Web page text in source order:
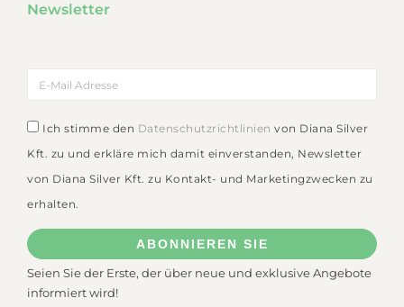
Newsletter
Ich stimme den Datenschutzrichtlinien von Diana Silver
Kft. zu und erkläre mich damit einverstanden, Newsletter
von Diana Silver Kft. zu Kontakt- und Marketingzwecken zu
erhalten.
ABONNIEREN SIE
Seien Sie der Erste, der über neue und exklusive Angebote
informiert wird!